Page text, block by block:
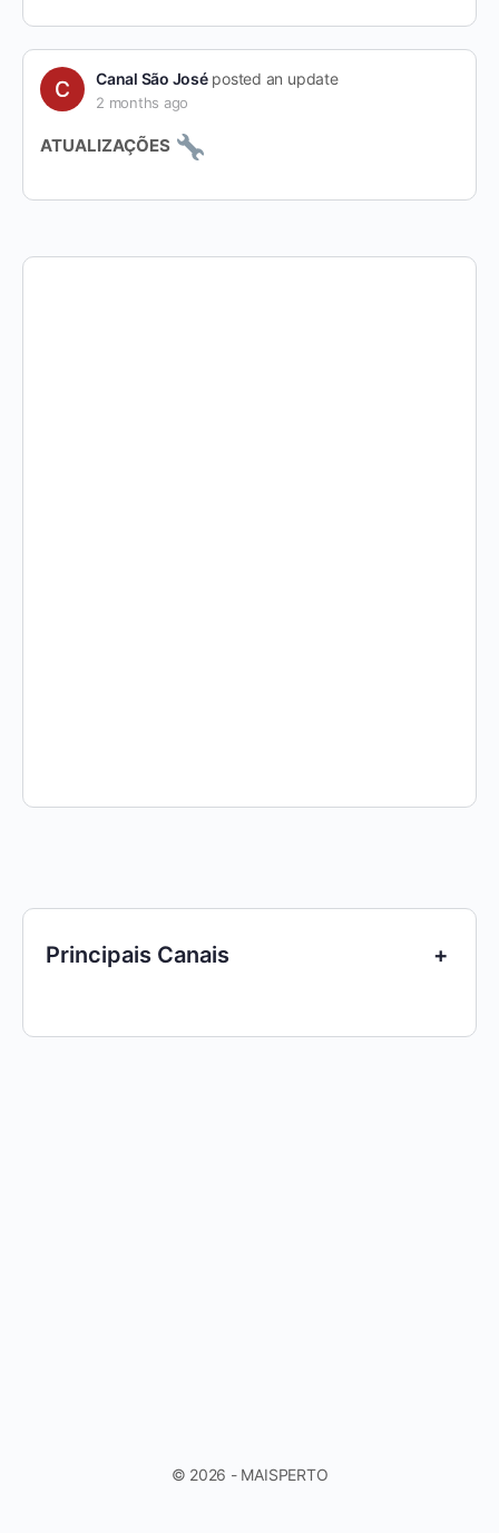
Canal São Joséposted an update
2 months ago
ATUALIZAÇÕES
Principais Canais +
© 2026 - MAISPERTO